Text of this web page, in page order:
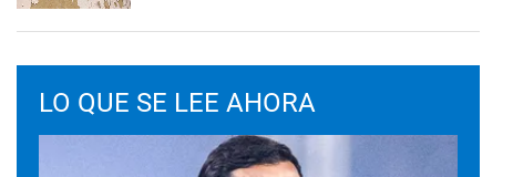
LO QUE SE LEE AHORA